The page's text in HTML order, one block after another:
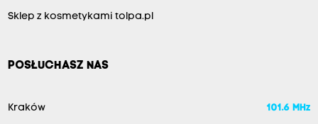
Sklep z kosmetykami tolpa.pl
POSŁUCHASZ NAS
Kraków 101.6 MHz